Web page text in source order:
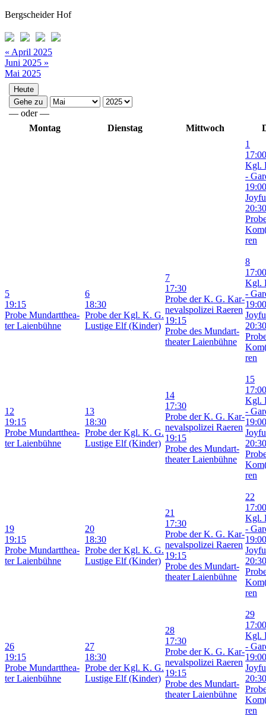
Bergscheider Hof
« April 2025
Juni 2025 »
Mai 2025
— oder —
Montag
Dienstag Mittwoch
1
17:00
Kgl.
-
19:00
20:30
ren
5
19:15
Pro­be Mund­art­thea­
ter Lai­en­büh­ne
6
18:30
Pro­be der Kgl. K. G.
Lus­ti­ge Elf (Kin­der)
7
17:30
Pro­be der K. G. Kar­
ne­vals­po­li­zei Rae­ren
19:15
Pro­be des Mund­art­
thea­ter Lai­en­büh­ne
8
17:00
Kgl.
-
19:00
20:30
ren
12
19:15
Pro­be Mund­art­thea­
ter Lai­en­büh­ne
13
18:30
Pro­be der Kgl. K. G.
Lus­ti­ge Elf (Kin­der)
14
17:30
Pro­be der K. G. Kar­
ne­vals­po­li­zei Rae­ren
19:15
Pro­be des Mund­art­
thea­ter Lai­en­büh­ne
15
17:00
Kgl.
-
19:00
20:30
ren
19
19:15
Pro­be Mund­art­thea­
ter Lai­en­büh­ne
20
18:30
Pro­be der Kgl. K. G.
Lus­ti­ge Elf (Kin­der)
21
17:30
Pro­be der K. G. Kar­
ne­vals­po­li­zei Rae­ren
19:15
Pro­be des Mund­art­
thea­ter Lai­en­büh­ne
22
17:00
Kgl.
-
19:00
20:30
ren
26
19:15
Pro­be Mund­art­thea­
ter Lai­en­büh­ne
27
18:30
Pro­be der Kgl. K. G.
Lus­ti­ge Elf (Kin­der)
28
17:30
Pro­be der K. G. Kar­
ne­vals­po­li­zei Rae­ren
19:15
Pro­be des Mund­art­
thea­ter Lai­en­büh­ne
29
17:00
Kgl.
-
19:00
20:30
ren